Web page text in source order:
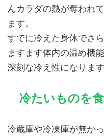
んカラダの熱が奪われ
ます。
すでに冷えた身体でさ
ますます体内の温め機
深刻な冷え性になります
冷たいものを
冷蔵庫や冷凍庫が無か